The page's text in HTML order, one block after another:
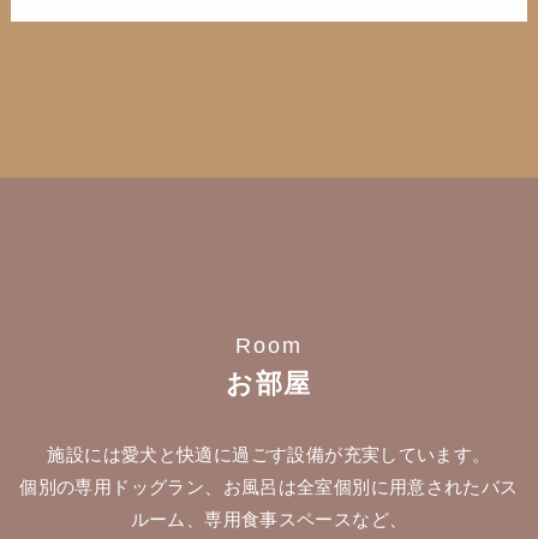
Room
お部屋
施設には愛犬と快適に過ごす設備が充実しています。
個別の専用ドッグラン、お風呂は全室個別に用意されたバス
ルーム、専用食事スペースなど、